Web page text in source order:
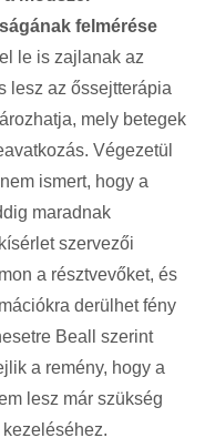
felmérése
le is zajlanak az
lesz az őssejtterápia
mely betegek
Végezetül
ismert, hogy a
maradnak
szervezői
a résztvevőket, és
derülhet fény
Beall szerint
a remény, hogy a
lesz már szükség